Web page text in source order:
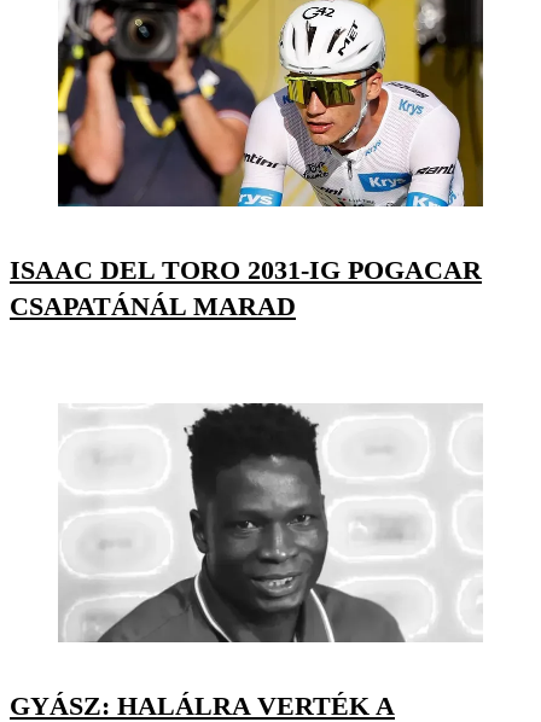
ISAAC DEL TORO 2031-IG POGACAR
CSAPATÁNÁL MARAD
GYÁSZ: HALÁLRA VERTÉK A